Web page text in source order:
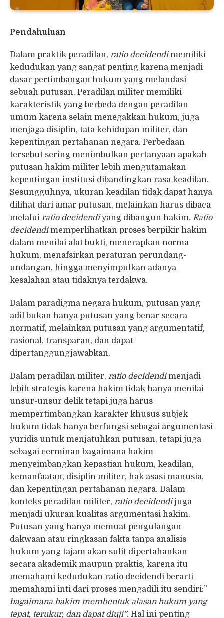
Pendahuluan
Dalam praktik peradilan, ratio decidendimemiliki
kedudukan yang sangat penting karena menjadi
dasar pertimbangan hukum yang melandasi
sebuah putusan. Peradilan militer memiliki
karakteristik yang berbeda dengan peradilan
umum karena selain menegakkan hukum, juga
menjaga disiplin, tata kehidupan militer, dan
kepentingan pertahanan negara. Perbedaan
tersebut sering menimbulkan pertanyaan apakah
putusan hakim militer lebih mengutamakan
kepentingan institusi dibandingkan rasa keadilan.
Sesungguhnya, ukuran keadilan tidak dapat hanya
dilihat dari amar putusan, melainkan harus dibaca
melalui ratio decidendiyang dibangun hakim. Ratio
decidendimemperlihatkan proses berpikir hakim
dalam menilai alat bukti, menerapkan norma
hukum, menafsirkan peraturan perundang-
undangan, hingga menyimpulkan adanya
kesalahan atau tidaknya terdakwa.
Dalam paradigma negara hukum, putusan yang
adil bukan hanya putusan yang benar secara
normatif, melainkan putusan yang argumentatif,
rasional, transparan, dan dapat
dipertanggungjawabkan.
Dalam peradilan militer, ratio decidendimenjadi
lebih strategis karena hakim tidak hanya menilai
unsur-unsur delik tetapi juga harus
mempertimbangkan karakter khusus subjek
hukum tidak hanya berfungsi sebagai argumentasi
yuridis untuk menjatuhkan putusan, tetapi juga
sebagai cerminan bagaimana hakim
menyeimbangkan kepastian hukum, keadilan,
kemanfaatan, disiplin militer, hak asasi manusia,
dan kepentingan pertahanan negara. Dalam
konteks peradilan militer, ratio decidendijuga
menjadi ukuran kualitas argumentasi hakim.
Putusan yang hanya memuat pengulangan
dakwaan atau ringkasan fakta tanpa analisis
hukum yang tajam akan sulit dipertahankan
secara akademik maupun praktis, karena itu
memahami kedudukan ratio decidendi berarti
memahami inti dari proses mengadili itu sendiri:”
bagaimana hakim membentuk alasan hukum yang
tepat, terukur, dan dapat diuji”. Hal ini penting